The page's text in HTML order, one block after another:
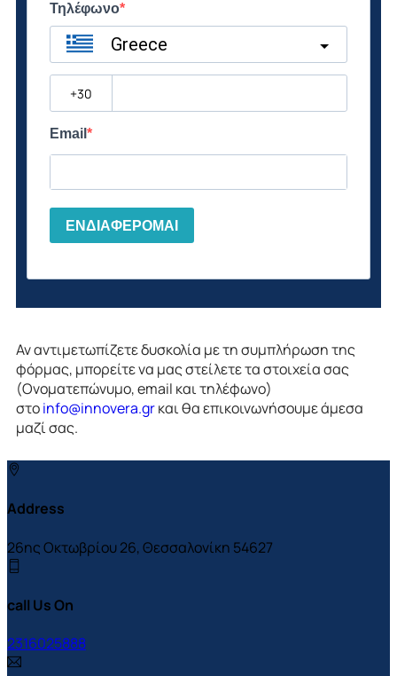
Τηλέφωνο
Greece
Email
ΕΝΔΙΑΦΕΡΟΜΑΙ
Αν αντιμετωπίζετε δυσκολία με τη συμπλήρωση της
φόρμας, μπορείτε να μας στείλετε τα στοιχεία σας
(Ονοματεπώνυμο, email και τηλέφωνο)
στοinfo@innovera.grκαι θα επικοινωνήσουμε άμεσα
μαζί σας.
Address
26ης Οκτωβρίου 26, Θεσσαλονίκη 54627
call Us On
2316025888